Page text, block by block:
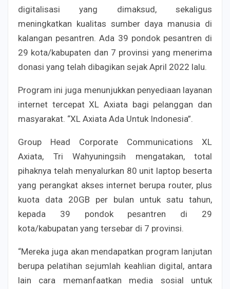
digitalisasi yang dimaksud, sekaligus
meningkatkan kualitas sumber daya manusia di
kalangan pesantren. Ada 39 pondok pesantren di
29 kota/kabupaten dan 7 provinsi yang menerima
donasi yang telah dibagikan sejak April 2022 lalu.
Program ini juga menunjukkan penyediaan layanan
internet tercepat XL Axiata bagi pelanggan dan
masyarakat. “XL Axiata Ada Untuk Indonesia”.
Group Head Corporate Communications XL
Axiata, Tri Wahyuningsih mengatakan, total
pihaknya telah menyalurkan 80 unit laptop beserta
yang perangkat akses internet berupa router, plus
kuota data 20GB per bulan untuk satu tahun,
kepada 39 pondok pesantren di 29
kota/kabupatan yang tersebar di 7 provinsi.
“Mereka juga akan mendapatkan program lanjutan
berupa pelatihan sejumlah keahlian digital, antara
lain cara memanfaatkan media sosial untuk